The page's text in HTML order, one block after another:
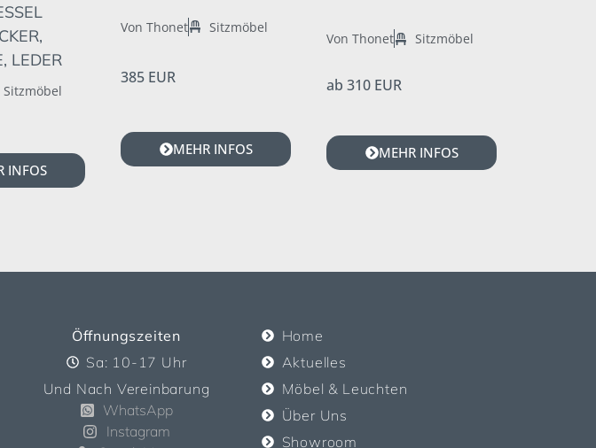
LEDER
Sitzmöbel
INFOS
Von Thonet Sitzmöbel
385 EUR
MEHR INFOS
Von Thonet Sitzmöbel
ab 310 EUR
MEHR INFOS
Öffnungszeiten
Sa: 10-17 Uhr
Und Nach Vereinbarung
WhatsApp
Instagram
Home
Aktuelles
Möbel & Leuchten
Über Uns
Showroom